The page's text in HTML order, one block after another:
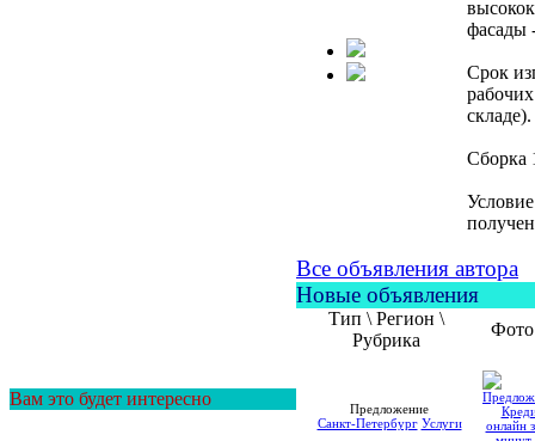
Вам это будет интересно
фасады
Срок
складе).
Сборка
Все объявления автора
Новые объявления
Тип \ Регион \
Рубрика
Фото
Предложение
Санкт-Петербург Услуги